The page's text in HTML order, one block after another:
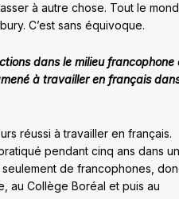
à autre chose. Tout le
C’est sans équivoque.
dans le milieu francophone
à travailler en français
réussi à travailler en français.
pendant cinq ans dans un
de francophones,
au Collège Boréal et puis au